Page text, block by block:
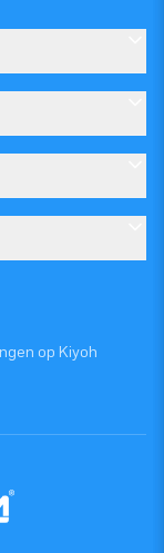
op Kiyoh